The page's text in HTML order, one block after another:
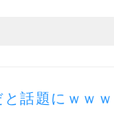
話題にｗｗｗ